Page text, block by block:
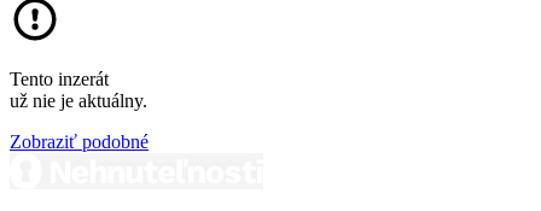
Tento inzerát
už nie je aktuálny.
Zobraziť podobné